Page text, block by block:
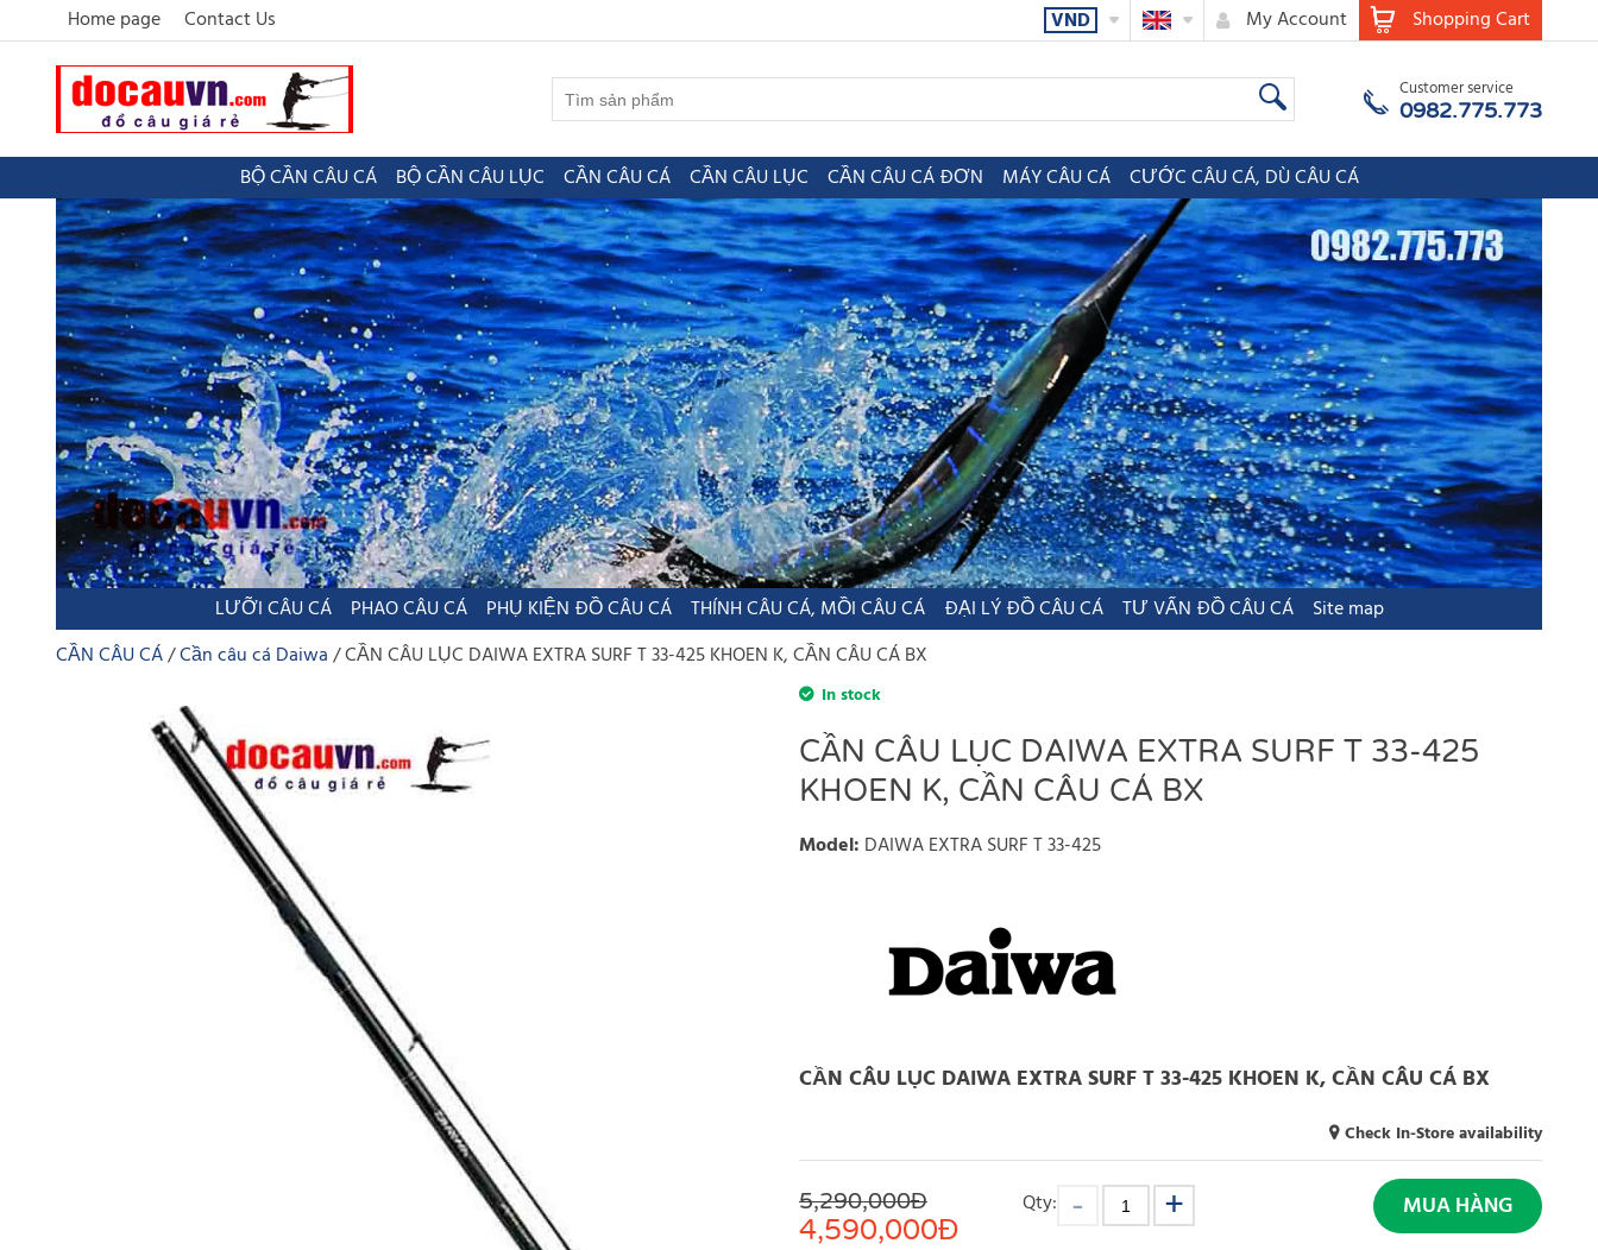
Home page Contact Us Shopping Cart
My Account
VND
Customer service
0982.775.773
BỘ CẦN CÂU CÁ BỘ CẦN CÂU LỤC CẦN CÂU CÁ CẦN CÂU LỤC CẦN CÂU CÁ ĐƠN MÁY CÂU CÁ CƯỚC CÂU CÁ, DÙ CÂU CÁ
LƯỠI CÂU CÁ PHAO CÂU CÁ PHỤ KIỆN ĐỒ CÂU CÁ THÍNH CÂU CÁ, MỒI CÂU CÁ ĐẠI LÝ ĐỒ CÂU CÁ TƯ VẤN ĐỒ CÂU CÁ
Site map
CẦN CÂU CÁ Cần câu cá Daiwa CẦN CÂU LỤC DAIWA EXTRA SURF T 33-425 KHOEN K, CẦN CÂU CÁ BX
In stock
CẦN CÂU LỤC DAIWA EXTRA SURF T 33-425
KHOEN K, CẦN CÂU CÁ BX
Model: DAIWA EXTRA SURF T 33-425
CẦN CÂU LỤC DAIWA EXTRA SURF T 33-425 KHOEN K, CẦN CÂU CÁ BX
Check In-Store availability
5,290,000Đ
4,590,000Đ
Qty: MUA HÀNG